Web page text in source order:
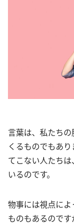
言葉は、私たち
くるものでもあ
てこない人たち
いるのです。
物事には視点に
ものもあるので